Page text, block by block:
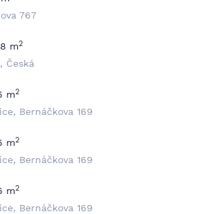
767
m2
Česká
m2
Bernáčkova 169
m2
Bernáčkova 169
m2
Bernáčkova 169